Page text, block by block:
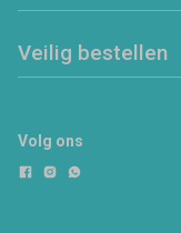
Veilig bestellen
Volg ons